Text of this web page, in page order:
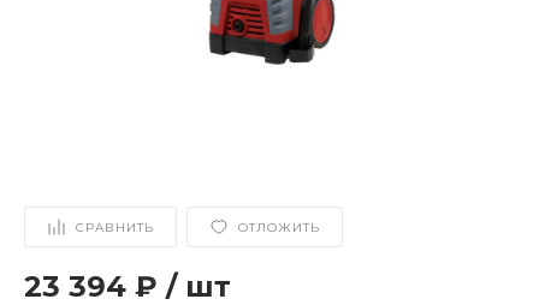
СРАВНИТЬ ОТЛОЖИТЬ
23 394 ₽ / шт